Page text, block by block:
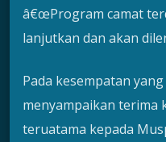
â€œProgram camat
lanjutkan dan akan
Pada kesempatan
menyampaikan terima
teruatama kepada